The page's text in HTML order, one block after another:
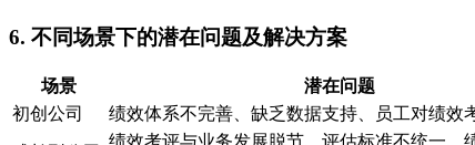
6. 不同场景下的潜在问题及解决方案
场景 潜在问题
初创公司
绩效体系不完善、缺乏数据支持、员工对绩效